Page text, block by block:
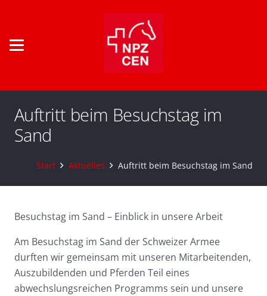
Auftritt beim Besuchstag im
Sand
Start Aktuelles Auftritt beim Besuchstag im Sand
Besuchstag im Sand – Einblick in unsere Arbeit
Am Besuchstag im Sand der Schweizer Armee
durften wir gemeinsam mit unseren Mitarbeitenden,
Auszubildenden und Pferden Teil eines
abwechslungsreichen Programms sein und unsere